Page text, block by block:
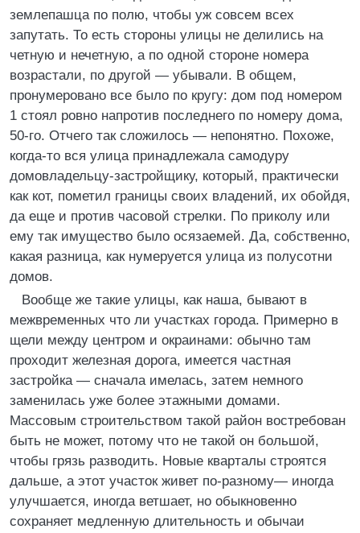
землепашца по полю, чтобы уж совсем всех
запутать. То есть стороны улицы не делились на
четную и нечетную, а по одной стороне номера
возрастали, по другой — убывали. В общем,
пронумеровано все было по кругу: дом под номером
1 стоял ровно напротив последнего по номеру дома,
50-го. Отчего так сложилось — непонятно. Похоже,
когда-то вся улица принадлежала самодуру
домовладельцу-застройщику, который, практически
как кот, пометил границы своих владений, их обойдя,
да еще и против часовой стрелки. По приколу или
ему так имущество было осязаемей. Да, собственно,
какая разница, как нумеруется улица из полусотни
домов.
Вообще же такие улицы, как наша, бывают в
межвременных что ли участках города. Примерно в
щели между центром и окраинами: обычно там
проходит железная дорога, имеется частная
застройка — сначала имелась, затем немного
заменилась уже более этажными домами.
Массовым строительством такой район востребован
быть не может, потому что не такой он большой,
чтобы грязь разводить. Новые кварталы строятся
дальше, а этот участок живет по-разному— иногда
улучшается, иногда ветшает, но обыкновенно
сохраняет медленную длительность и обычаи